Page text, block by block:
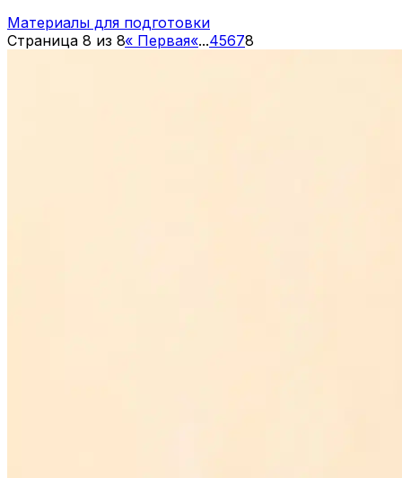
Материалы для подготовки
Страница 8 из 8« Первая«...45678